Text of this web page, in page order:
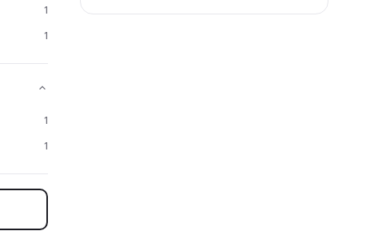
1
1
1
1